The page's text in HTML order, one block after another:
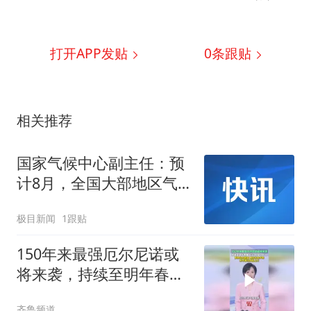
打开APP发贴 0条跟贴
相关推荐
国家气候中心副主任：预
计8月，全国大部地区气
轮明显高温在路上，部分
地区最高气温可达
40~45℃
极目新闻 1跟贴
150年来最强厄尔尼诺或
将来袭，持续至明年春季